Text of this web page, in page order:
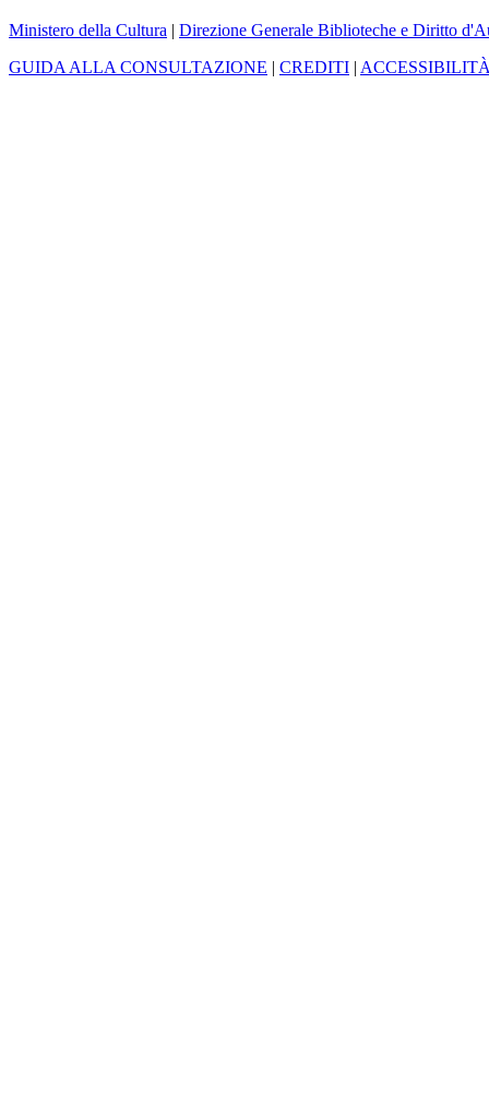
Ministero della Cultura | Direzione Generale Biblioteche e Diritto
GUIDA ALLA CONSULTAZIONE | CREDITI |